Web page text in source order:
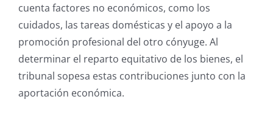
cuenta factores no económicos, como los
cuidados, las tareas domésticas y el apoyo a la
promoción profesional del otro cónyuge. Al
determinar el reparto equitativo de los bienes, el
tribunal sopesa estas contribuciones junto con la
aportación económica.